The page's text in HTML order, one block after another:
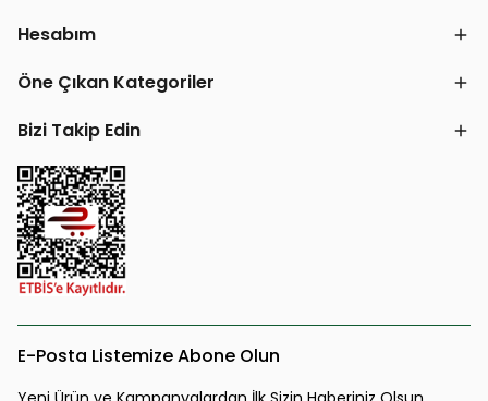
Hesabım
Öne Çıkan Kategoriler
Bizi Takip Edin
E-Posta Listemize Abone Olun